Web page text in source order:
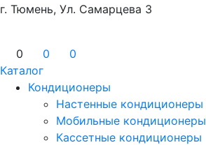
г. Тюмень, Ул. Самарцева 3
0 0
0
Каталог
Кондиционеры
Настенные кондиционеры
Мобильные кондиционеры
Кассетные кондиционеры